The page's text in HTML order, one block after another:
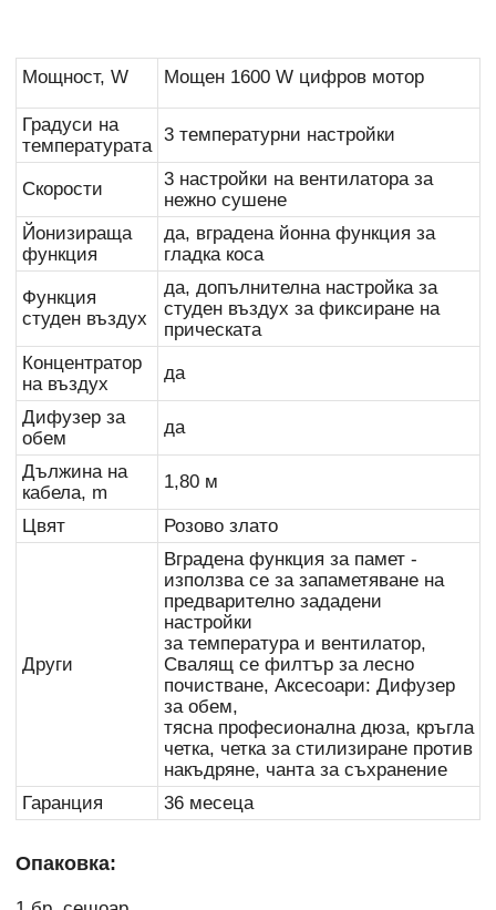
Мощност, W Мощен 1600 W цифров мотор
Градуси на
температурата
3 температурни настройки
Скорости
3 настройки на вентилатора за
нежно сушене
Йонизираща
функция
да, вградена йонна функция за
гладка коса
Функция
студен въздух
да, допълнителна настройка за
студен въздух за фиксиране на
прическата
Концентратор
на въздух
да
Дифузер за
обем
да
Дължина на
кабела, m
1,80 м
Цвят Розово злато
Други
Вградена функция за памет -
използва се за запаметяване на
предварително зададени
настройки
за температура и вентилатор,
Свалящ се филтър за лесно
почистване, Аксесоари: Дифузер
за обем,
тясна професионална дюза, кръгла
четка, четка за стилизиране против
накъдряне, чанта за съхранение
Гаранция
36 месеца
Опаковка: